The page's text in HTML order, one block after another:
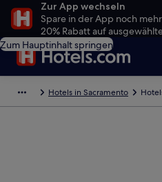
Zur App wechseln
Spare in der App noch
20% Rabatt auf
Zum Hauptinhalt springen
Hotels in Sacramento